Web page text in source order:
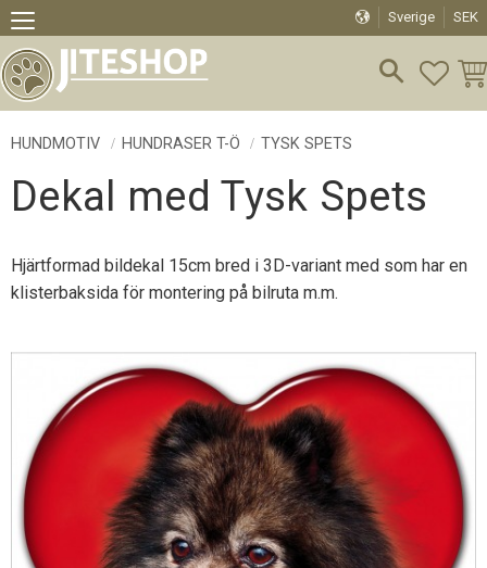
Meny
Sverige SEK
HUNDMOTIV HUNDRASER T-Ö TYSK SPETS
Dekal med Tysk Spets
Hjärtformad bildekal 15cm bred i 3D-variant med som har en
klisterbaksida för montering på bilruta m.m.